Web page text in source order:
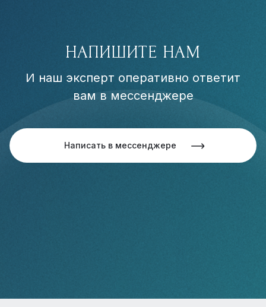
НАПИШИТЕ НАМ
И наш эксперт оперативно ответит
вам в мессенджере
Написать в мессенджере